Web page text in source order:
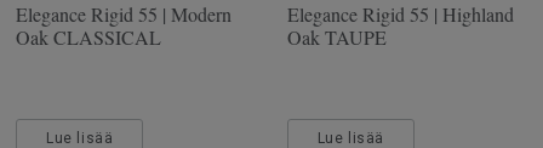
Elegance Rigid 55 | Modern
Oak CLASSICAL
Lue lisää
Elegance Rigid 55 | Highland
Oak TAUPE
Lue lisää